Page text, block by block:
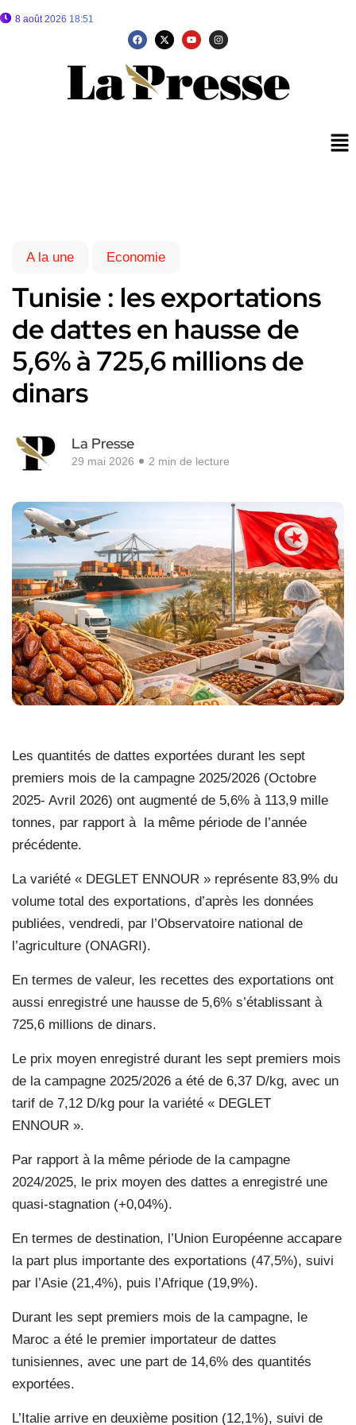
8 août 2026 18:51
A la une Economie
Tunisie : les exportations
de dattes en hausse de
5,6% à 725,6 millions de
dinars
La Presse
29 mai 2026 2 min de lecture
Les quantités de dattes exportées durant les sept
premiers mois de la campagne 2025/2026 (Octobre
2025- Avril 2026) ont augmenté de 5,6% à 113,9 mille
tonnes, par rapport à la même période de l’année
précédente.
La variété « DEGLET ENNOUR » représente 83,9% du
volume total des exportations, d’après les données
publiées, vendredi, par l’Observatoire national de
l’agriculture (ONAGRI).
En termes de valeur, les recettes des exportations ont
aussi enregistré une hausse de 5,6% s’établissant à
725,6 millions de dinars.
Le prix moyen enregistré durant les sept premiers mois
de la campagne 2025/2026 a été de 6,37 D/kg, avec un
tarif de 7,12 D/kg pour la variété « DEGLET
ENNOUR ».
Par rapport à la même période de la campagne
2024/2025, le prix moyen des dattes a enregistré une
quasi-stagnation (+0,04%).
En termes de destination, l’Union Européenne accapare
la part plus importante des exportations (47,5%), suivi
par l’Asie (21,4%), puis l’Afrique (19,9%).
Durant les sept premiers mois de la campagne, le
Maroc a été le premier importateur de dattes
tunisiennes, avec une part de 14,6% des quantités
exportées.
L’Italie arrive en deuxième position (12,1%), suivi de